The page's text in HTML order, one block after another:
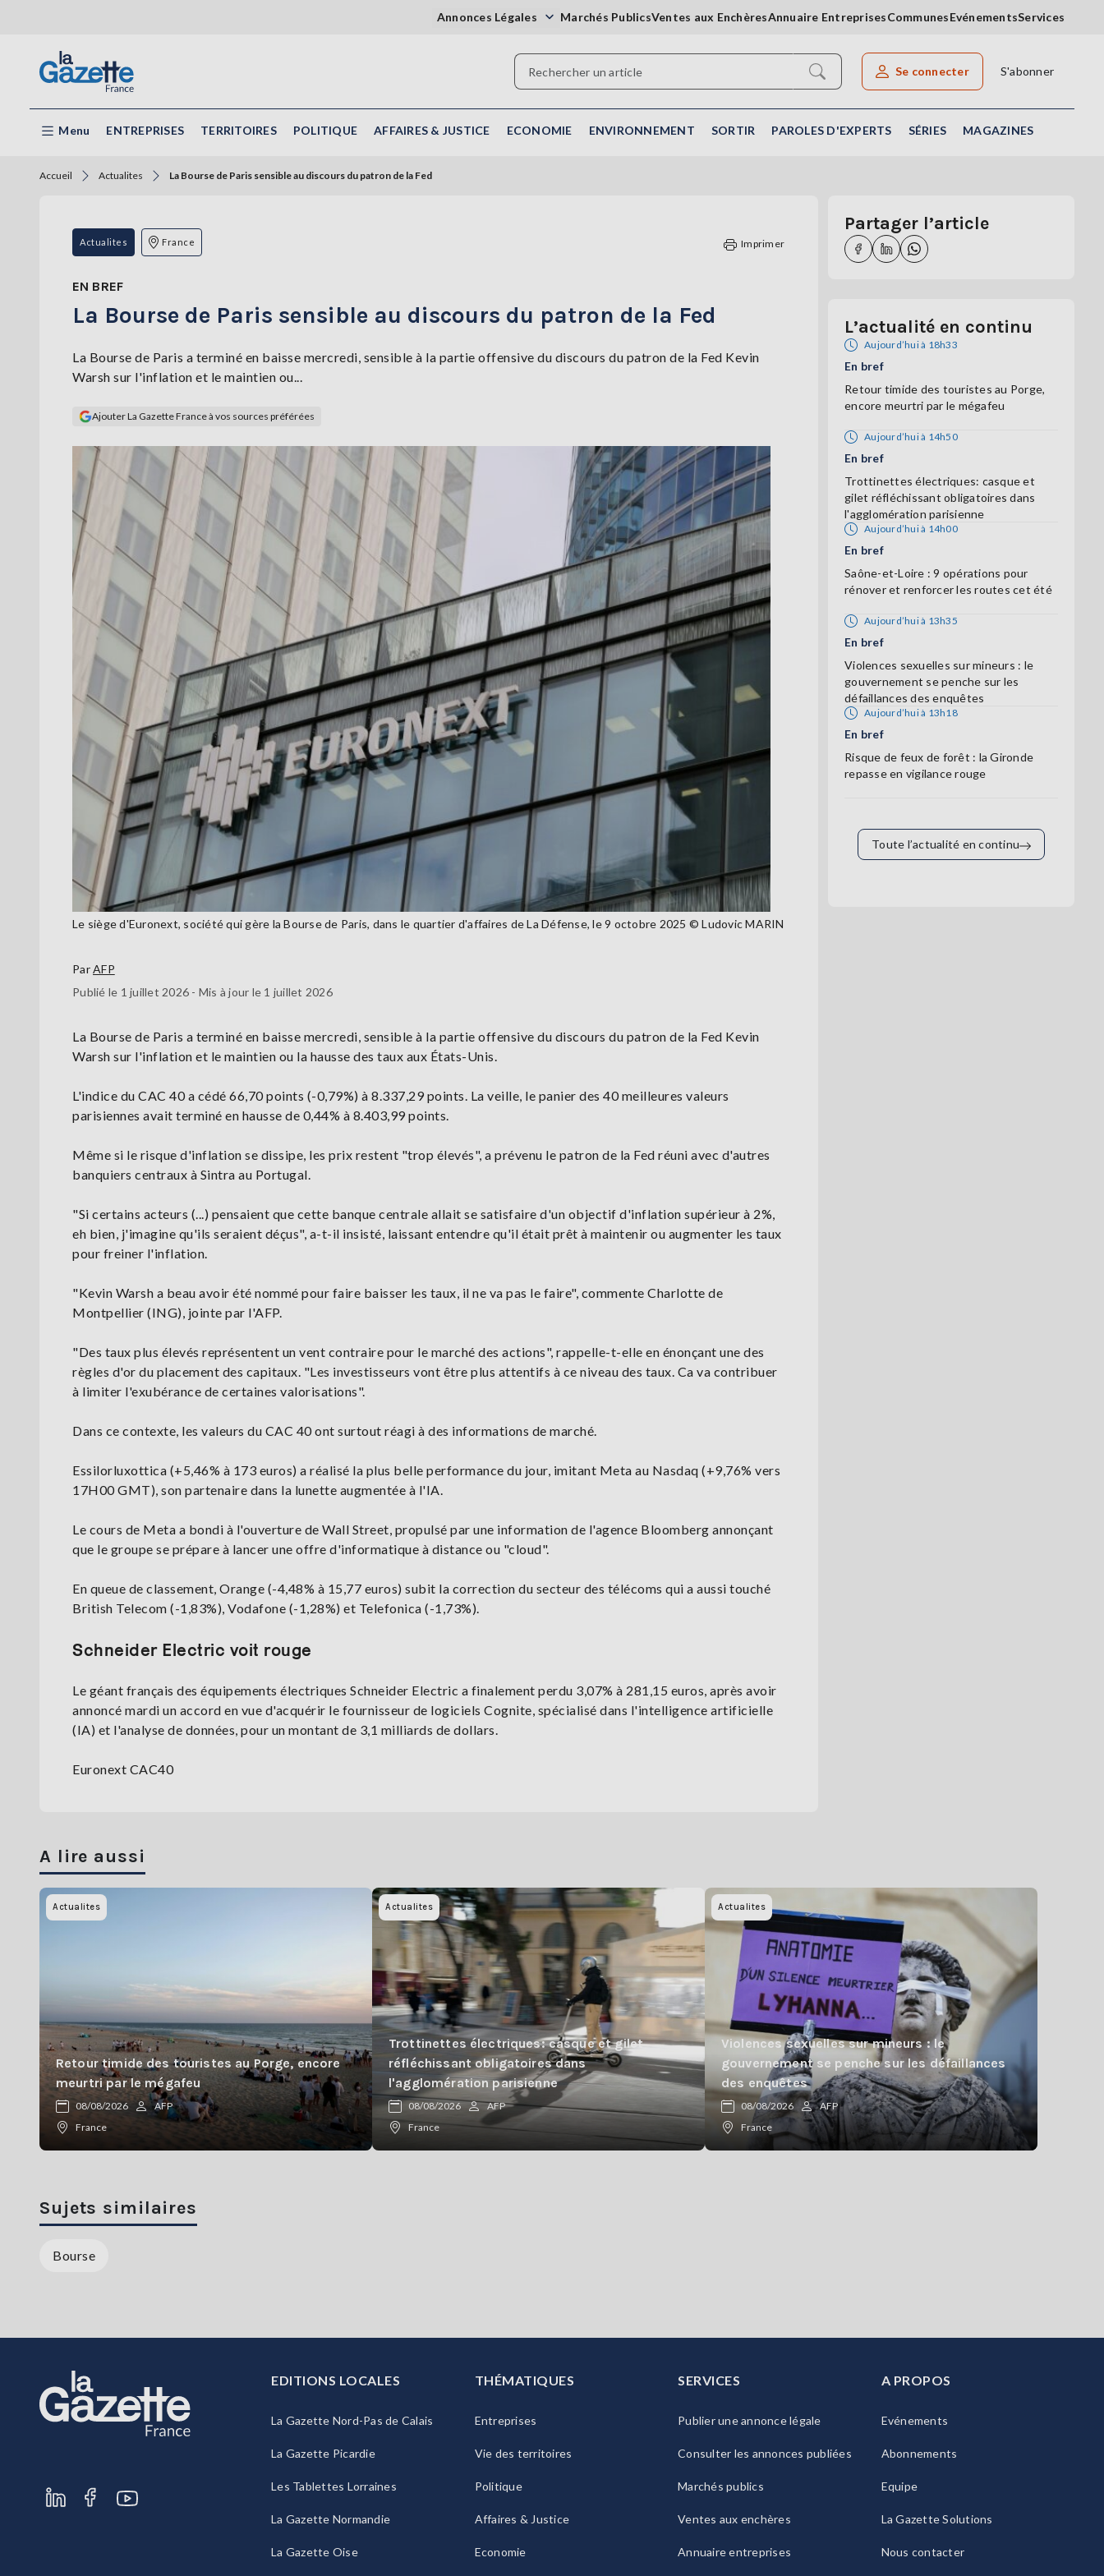
Annonces Légales Marchés PublicsVentes aux EnchèresAnnuaire EntreprisesCommunesEvénementsServices
Rechercher un article
Se connecter S'abonner
Menu ENTREPRISES TERRITOIRES POLITIQUE AFFAIRES & JUSTICE ECONOMIE ENVIRONNEMENT SORTIR PAROLES D'EXPERTS SÉRIES MAGAZINES
Accueil Actualites La Bourse de Paris sensible au discours du patron de la Fed
Actualites France Imprimer
EN BREF
La Bourse de Paris sensible au discours du patron de la Fed
La Bourse de Paris a terminé en baisse mercredi, sensible à la partie offensive du discours du patron de la Fed Kevin
Warsh sur l'inflation et le maintien ou...
Ajouter La Gazette France à vos sources préférées
Le siège d'Euronext, société qui gère la Bourse de Paris, dans le quartier d'affaires de La Défense, le 9 octobre 2025 © Ludovic MARIN
ParAFP
Publié le 1 juillet 2026 - Mis à jour le 1 juillet 2026
La Bourse de Paris a terminé en baisse mercredi, sensible à la partie offensive du discours du patron de la Fed Kevin
Warsh sur l'inflation et le maintien ou la hausse des taux aux États-Unis.
L'indice du CAC 40 a cédé 66,70 points (-0,79%) à 8.337,29 points. La veille, le panier des 40 meilleures valeurs
parisiennes avait terminé en hausse de 0,44% à 8.403,99 points.
Même si le risque d'inflation se dissipe, les prix restent "trop élevés", a prévenu le patron de la Fed réuni avec d'autres
banquiers centraux à Sintra au Portugal.
"Si certains acteurs (...) pensaient que cette banque centrale allait se satisfaire d'un objectif d'inflation supérieur à 2%,
eh bien, j'imagine qu'ils seraient déçus", a-t-il insisté, laissant entendre qu'il était prêt à maintenir ou augmenter les taux
pour freiner l'inflation.
"Kevin Warsh a beau avoir été nommé pour faire baisser les taux, il ne va pas le faire", commente Charlotte de
Montpellier (ING), jointe par l'AFP.
"Des taux plus élevés représentent un vent contraire pour le marché des actions", rappelle-t-elle en énonçant une des
règles d'or du placement des capitaux. "Les investisseurs vont être plus attentifs à ce niveau des taux. Ca va contribuer
à limiter l'exubérance de certaines valorisations".
Dans ce contexte, les valeurs du CAC 40 ont surtout réagi à des informations de marché.
Essilorluxottica (+5,46% à 173 euros) a réalisé la plus belle performance du jour, imitant Meta au Nasdaq (+9,76% vers
17H00 GMT), son partenaire dans la lunette augmentée à l'IA.
Le cours de Meta a bondi à l'ouverture de Wall Street, propulsé par une information de l'agence Bloomberg annonçant
que le groupe se prépare à lancer une offre d'informatique à distance ou "cloud".
En queue de classement, Orange (-4,48% à 15,77 euros) subit la correction du secteur des télécoms qui a aussi touché
British Telecom (-1,83%), Vodafone (-1,28%) et Telefonica (-1,73%).
Schneider Electric voit rouge
Le géant français des équipements électriques Schneider Electric a finalement perdu 3,07% à 281,15 euros, après avoir
annoncé mardi un accord en vue d'acquérir le fournisseur de logiciels Cognite, spécialisé dans l'intelligence artificielle
(IA) et l'analyse de données, pour un montant de 3,1 milliards de dollars.
Euronext CAC40
Partager l’article
L’actualité en continu
Aujourd’hui à 18h33
En bref
Retour timide des touristes au Porge,
encore meurtri par le mégafeu
Aujourd’hui à 14h50
En bref
Trottinettes électriques: casque et
gilet réfléchissant obligatoires dans
l'agglomération parisienne
Aujourd’hui à 14h00
En bref
Saône-et-Loire : 9 opérations pour
rénover et renforcer les routes cet été
Aujourd’hui à 13h35
En bref
Violences sexuelles sur mineurs : le
gouvernement se penche sur les
défaillances des enquêtes
Aujourd’hui à 13h18
En bref
Risque de feux de forêt : la Gironde
repasse en vigilance rouge
Toute l’actualité en continu
A lire aussi
Actualites
Retour timide des touristes au Porge, encore
meurtri par le mégafeu
08/08/2026
AFP
France
Actualites
Trottinettes électriques: casque et gilet
réfléchissant obligatoires dans
l'agglomération parisienne
08/08/2026
AFP
France
Actualites
Violences sexuelles sur mineurs : le
gouvernement se penche sur les défaillances
des enquêtes
08/08/2026
AFP
France
Sujets similaires
Bourse
EDITIONS LOCALES
La Gazette Nord-Pas de Calais
La Gazette Picardie
Les Tablettes Lorraines
La Gazette Normandie
La Gazette Oise
THÉMATIQUES
Entreprises
Vie des territoires
Politique
Affaires & Justice
Economie
SERVICES
Publier une annonce légale
Consulter les annonces publiées
Marchés publics
Ventes aux enchères
Annuaire entreprises
A PROPOS
Evénements
Abonnements
Equipe
La Gazette Solutions
Nous contacter